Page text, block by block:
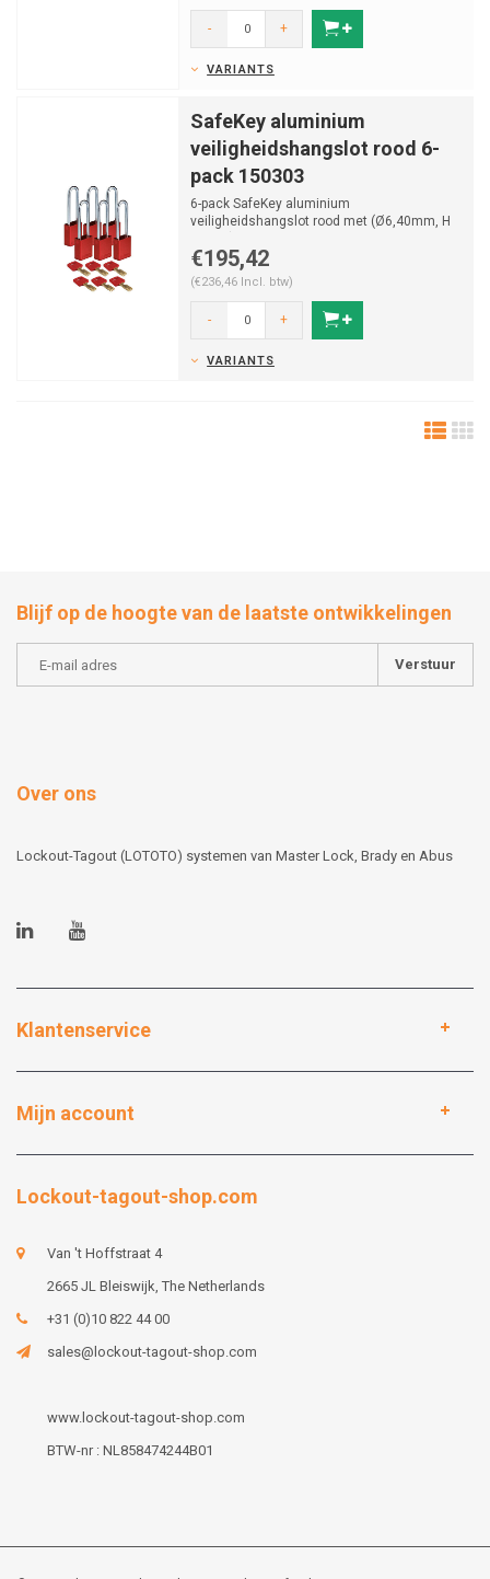
- +
VARIANTS
SafeKey aluminium
veiligheidshangslot rood 6-
pack 150303
6-pack SafeKey aluminium
veiligheidshangslot rood met (Ø6,40mm, H
€195,42
(€236,46 Incl. btw)
- +
VARIANTS
Blijf op de hoogte van de laatste ontwikkelingen
Verstuur
Over ons
Lockout-Tagout (LOTOTO) systemen van Master Lock, Brady en Abus
Klantenservice
Mijn account
Lockout-tagout-shop.com
Van 't Hoffstraat 4
2665 JL Bleiswijk, The Netherlands
+31 (0)10 822 44 00
sales@lockout-tagout-shop.com
www.lockout-tagout-shop.com
BTW-nr : NL858474244B01